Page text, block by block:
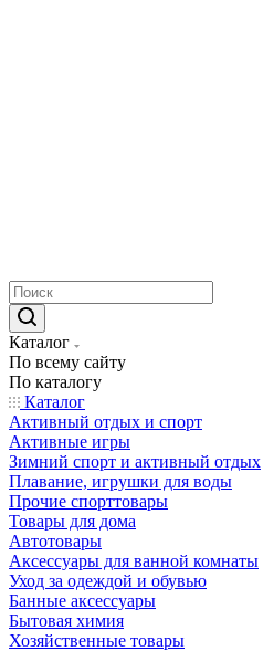
Каталог
По всему сайту
По каталогу
Каталог
Активный отдых и спорт
Активные игры
Зимний спорт и активный отдых
Плавание, игрушки для воды
Прочие спорттовары
Товары для дома
Автотовары
Аксессуары для ванной комнаты
Уход за одеждой и обувью
Банные аксессуары
Бытовая химия
Хозяйственные товары